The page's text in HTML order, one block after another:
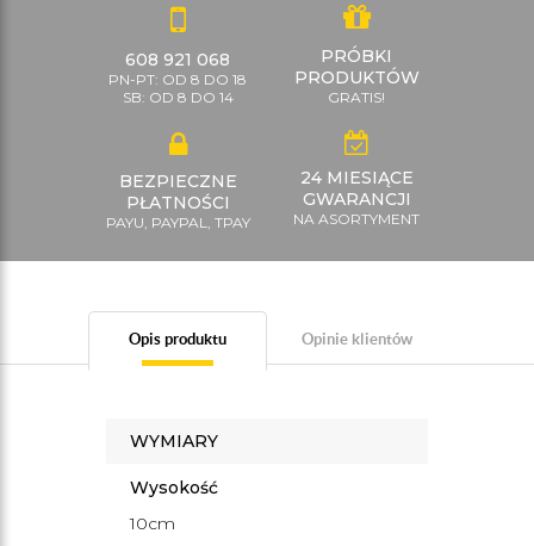
608 921 068
PN-PT: OD 8 DO 18
SB: OD 8 DO 14
PRÓBKI
PRODUKTÓW
GRATIS!
BEZPIECZNE
PŁATNOŚCI
PAYU, PAYPAL, TPAY
24 MIESIĄCE
GWARANCJI
NA ASORTYMENT
Opis produktu Opinie klientów
WYMIARY
Wysokość
10cm